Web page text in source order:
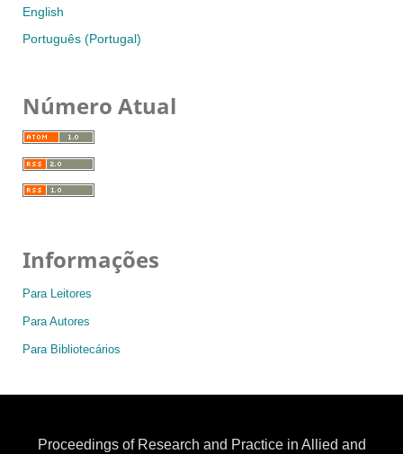
English
Português (Portugal)
Número Atual
Informações
Para Leitores
Para Autores
Para Bibliotecários
Proceedings of Research and Practice in Allied and